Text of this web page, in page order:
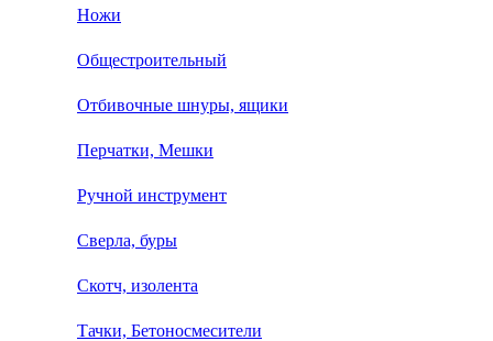
Ножи
Общестроительный
Отбивочные шнуры, ящики
Перчатки, Мешки
Ручной инструмент
Сверла, буры
Скотч, изолента
Тачки, Бетоносмесители